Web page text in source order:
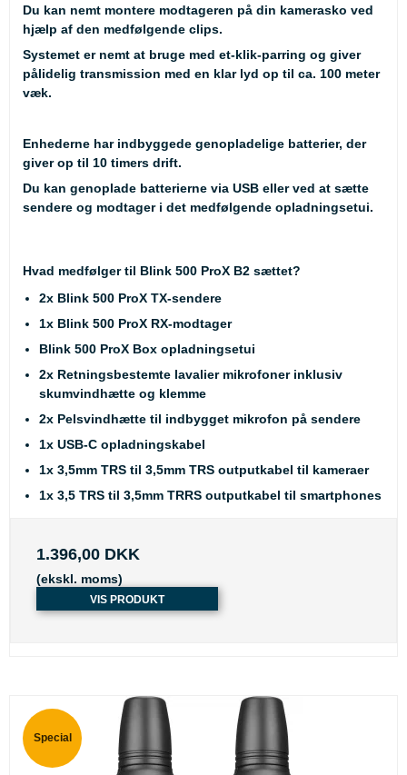
Du kan nemt montere modtageren på din kamerasko ved
hjælp af den medfølgende clips.
Systemet er nemt at bruge med et-klik-parring og giver
pålidelig transmission med en klar lyd op til ca. 100 meter
væk.
Enhederne har indbyggede genopladelige batterier, der
giver op til 10 timers drift.
Du kan genoplade batterierne via USB eller ved at sætte
sendere og modtager i det medfølgende opladningsetui.
Hvad medfølger til Blink 500 ProX B2 sættet?
2x Blink 500 ProX TX-sendere
1x Blink 500 ProX RX-modtager
Blink 500 ProX Box opladningsetui
2x Retningsbestemte lavalier mikrofoner inklusiv
skumvindhætte og klemme
2x Pelsvindhætte til indbygget mikrofon på sendere
1x USB-C opladningskabel
1x 3,5mm TRS til 3,5mm TRS outputkabel til kameraer
1x 3,5 TRS til 3,5mm TRRS outputkabel til smartphones
1.396,00 DKK
(ekskl. moms)
VIS PRODUKT
Special